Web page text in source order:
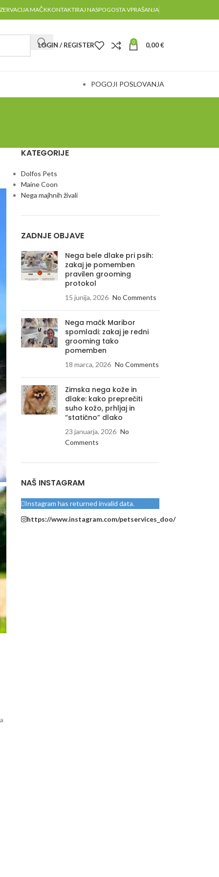
MAČKKONTAKTIRAJ NASPOGOSTA VPRAŠANJA
LOGIN / REGISTER 0 0,00€
POGOJI POSLOVANJA
KATEGORIJE
Dolfos Pets
Maine Coon
Nega majhnih živali
ZADNJE OBJAVE
Nega bele dlake pri psih:
zakaj je pomemben
pravilen grooming
protokol
15 junija, 2026 No Comments
Nega mačk Maribor
spomladi: zakaj je redni
grooming tako
pomemben
18 marca, 2026 No Comments
Zimska nega kože in
dlake: kako preprečiti
suho kožo, prhljaj in
“statično” dlako
23 januarja, 2026 No
Comments
NAŠ INSTAGRAM
Instagram has returned invalid data.
https://www.instagram.com/petservices_doo/